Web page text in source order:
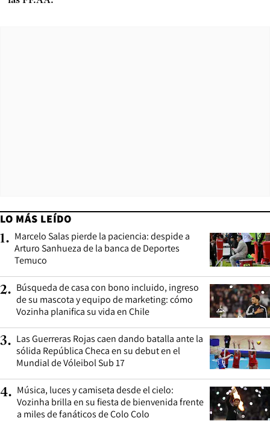
LO MÁS LEÍDO
1. Marcelo Salas pierde la paciencia: despide a
Arturo Sanhueza de la banca de Deportes
Temuco
2. Búsqueda de casa con bono incluido, ingreso
de su mascota y equipo de marketing: cómo
Vozinha planifica su vida en Chile
3. Las Guerreras Rojas caen dando batalla ante la
sólida República Checa en su debut en el
Mundial de Vóleibol Sub 17
4. Música, luces y camiseta desde el cielo:
Vozinha brilla en su fiesta de bienvenida frente
a miles de fanáticos de Colo Colo